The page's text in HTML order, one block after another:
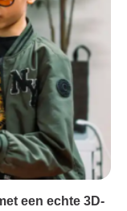
een echte 3D-